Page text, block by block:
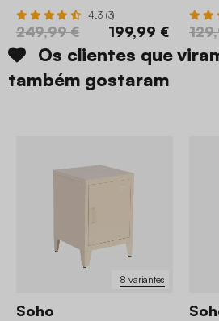
4.3 (3)
249,99 € 199,99 €
Os clientes que
também gostaram
8 variantes
Soho